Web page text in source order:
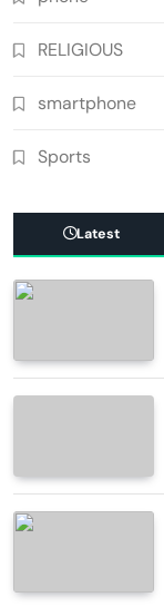
RELIGIOUS
smartphone
Sports
Latest